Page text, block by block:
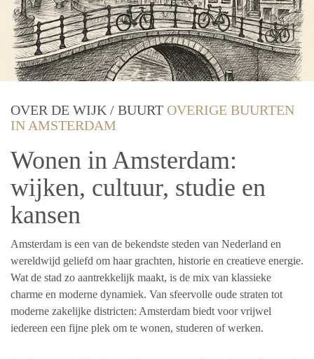
OVER DE WIJK / BUURT OVERIGE BUURTEN
IN AMSTERDAM
Wonen in Amsterdam:
wijken, cultuur, studie en
kansen
Amsterdam is een van de bekendste steden van Nederland en
wereldwijd geliefd om haar grachten, historie en creatieve energie.
Wat de stad zo aantrekkelijk maakt, is de mix van klassieke
charme en moderne dynamiek. Van sfeervolle oude straten tot
moderne zakelijke districten: Amsterdam biedt voor vrijwel
iedereen een fijne plek om te wonen, studeren of werken.